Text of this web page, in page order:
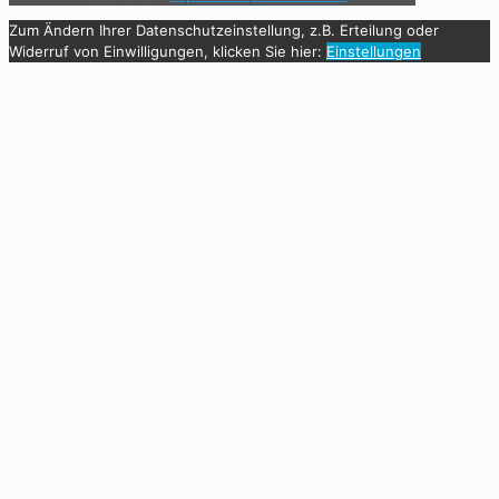
Zum Ändern Ihrer Datenschutzeinstellung, z.B. Erteilung oder
Widerruf von Einwilligungen, klicken Sie hier: Einstellungen